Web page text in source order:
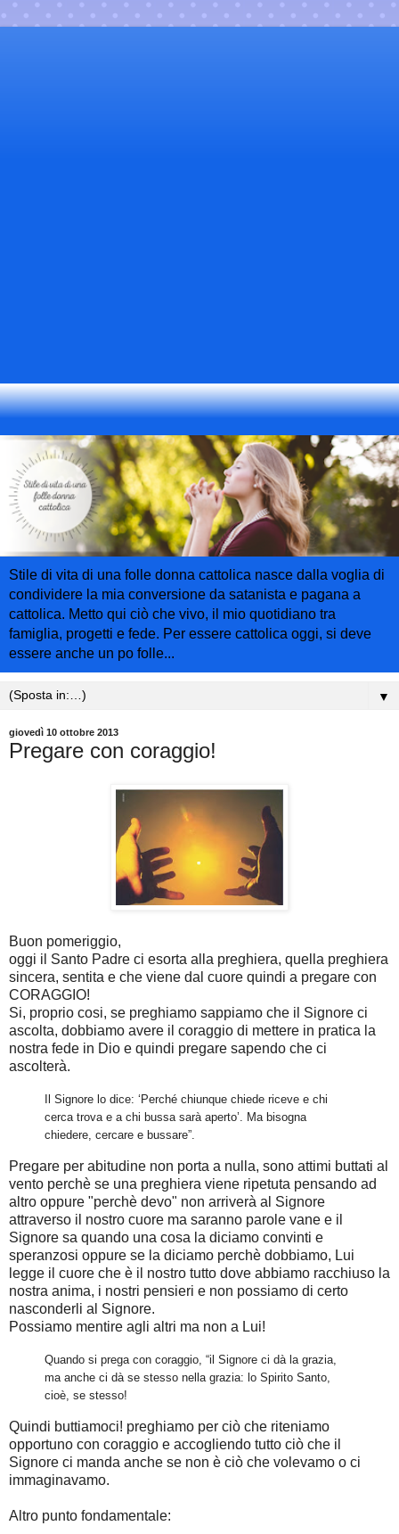
Stile di vita di una folle donna cattolica nasce dalla voglia di
condividere la mia conversione da satanista e pagana a
cattolica. Metto qui ciò che vivo, il mio quotidiano tra
famiglia, progetti e fede. Per essere cattolica oggi, si deve
essere anche un po folle...
▼
giovedì 10 ottobre 2013
Pregare con coraggio!
Buon pomeriggio,
oggi il Santo Padre ci esorta alla preghiera, quella preghiera
sincera, sentita e che viene dal cuore quindi a pregare con
CORAGGIO!
Si, proprio cosi, se preghiamo sappiamo che il Signore ci
ascolta, dobbiamo avere il coraggio di mettere in pratica la
nostra fede in Dio e quindi pregare sapendo che ci
ascolterà.
Il Signore lo dice: ‘Perché chiunque chiede riceve e chi
cerca trova e a chi bussa sarà aperto’. Ma bisogna
chiedere, cercare e bussare”.
Pregare per abitudine non porta a nulla, sono attimi buttati al
vento perchè se una preghiera viene ripetuta pensando ad
altro oppure "perchè devo" non arriverà al Signore
attraverso il nostro cuore ma saranno parole vane e il
Signore sa quando una cosa la diciamo convinti e
speranzosi oppure se la diciamo perchè dobbiamo, Lui
legge il cuore che è il nostro tutto dove abbiamo racchiuso la
nostra anima, i nostri pensieri e non possiamo di certo
nasconderli al Signore.
Possiamo mentire agli altri ma non a Lui!
Quando si prega con coraggio, “il Signore ci dà la grazia,
ma anche ci dà se stesso nella grazia: lo Spirito Santo,
cioè, se stesso!
Quindi buttiamoci! preghiamo per ciò che riteniamo
opportuno con coraggio e accogliendo tutto ciò che il
Signore ci manda anche se non è ciò che volevamo o ci
immaginavamo.
Altro punto fondamentale: